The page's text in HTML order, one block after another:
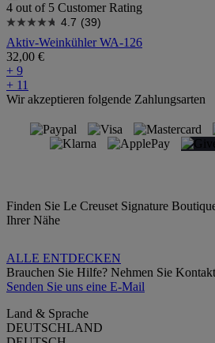
4 out of 5 Customer Rating
4.7 (39)
Aktiv-Weinkühler WA-126
32,00 €
+ 9
+ 11
Wir akzeptieren folgende Zahlungsarten
Finden Sie Le Creuset Signature
Ihrer Nähe
ALLE ENTDECKEN
Brauchen Sie Hilfe? Nehmen Sie
Senden Sie uns eine E-Mail
Land & Sprache
DEUTSCHLAND